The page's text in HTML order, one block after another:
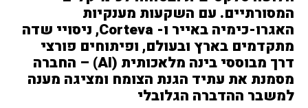
המסורתיים. עם השקעות מענקיות
האגרו-כימיה באייר ו- Corteva, ניסויי שדה
מתקדמים בארץ ובעולם, ופיתוחים פורצי
דרך מבוססי בינה מלאכותית (AI) – החברה
מסמנת את עתיד הגנת הצומח ומציגה מענה
למשבר ההדברה הגלובלי